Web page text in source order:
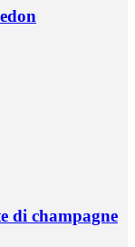
di champagne